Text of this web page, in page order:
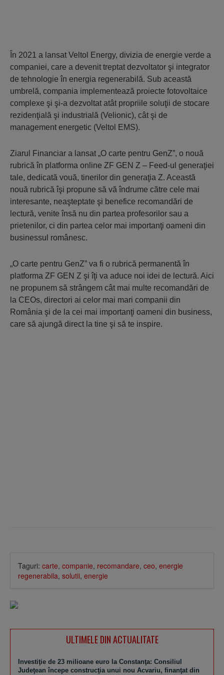
În 2021 a lansat Veltol Energy, divizia de energie verde a
companiei, care a devenit treptat dezvoltator şi integrator
de tehnologie în energia regenerabilă. Sub această
umbrelă, compania implementează proiecte fotovoltaice
complexe şi şi-a dezvoltat atât propriile soluţii de stocare
rezidenţială şi industrială (Velionic), cât şi de
management energetic (Veltol EMS).
Ziarul Financiar a lansat „O carte pentru GenZ”, o nouă
rubrică în platforma online ZF GEN Z – Feed-ul generaţiei
tale, dedicată vouă, tinerilor din generaţia Z. Această
nouă rubrică îşi propune să vă îndrume către cele mai
interesante, neaşteptate şi benefice recomandări de
lectură, venite însă nu din partea profesorilor sau a
prietenilor, ci din partea celor mai importanţi oameni din
businessul românesc.
„O carte pentru GenZ” va fi o rubrică permanentă în
platforma ZF GEN Z şi îţi va aduce noi idei de lectură. Aici
ne propunem să strângem cât mai multe recomandări de
la CEOs, directori ai celor mai mari companii din
România şi de la cei mai importanţi oameni din business,
care să ajungă direct la tine şi să te inspire.
Taguri: carte, companie, recomandare, ceo, energie
regenerabila, solutii, energie
ULTIMELE DIN ACTUALITATE
Investiţie de 23 milioane euro la Constanţa: Consiliul
Judeţean începe construcţia unui nou Acvariu, finanţat din